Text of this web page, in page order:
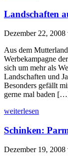
Landschaften
Dezember 22, 2008
Aus dem
Werbekampagne
sich um mehr als
Landschaften und
Besonders gefällt
gerne mal baden
weiterlesen
Schinken:
Dezember 19, 2008